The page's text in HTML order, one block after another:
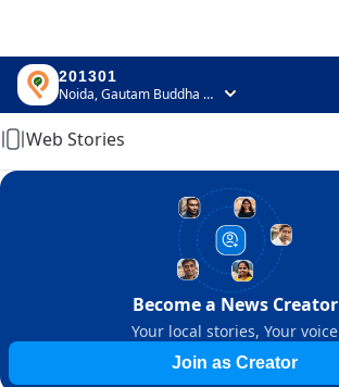
201301
Noida, Gautam Buddha Nagar, Uttar Pradesh
Home
Web Stories
Become a News Creator
Your local stories, Your voice
Join as Creator